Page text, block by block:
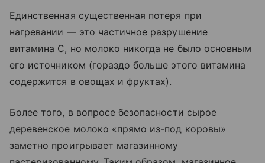
Единственная существенная потеря при
нагревании — это частичное разрушение
витамина C, но молоко никогда не было основным
его источником (гораздо больше этого витамина
содержится в овощах и фруктах).
Более того, в вопросе безопасности сырое
деревенское молоко «прямо из-под коровы»
заметно проигрывает магазинному